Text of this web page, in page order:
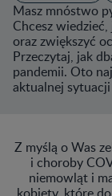
Masz mnóstwo
Chcesz
oraz zwiększyć
Przeczytaj, jak
pandemii. Oto
aktualnej
Z myślą o Was
i choroby
niemowląt i